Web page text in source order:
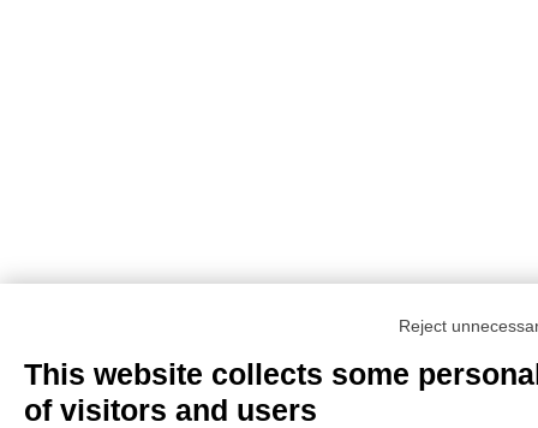
Reject
This website collects some
of visitors and users